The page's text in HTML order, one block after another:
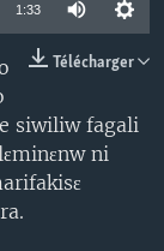
1:33
Télécharger
siwiliw fagali
ni